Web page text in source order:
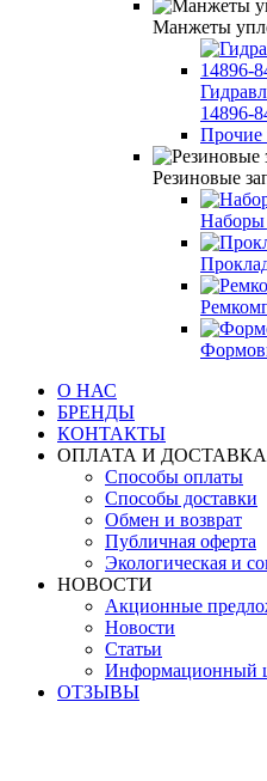
Манжеты
14896-
Резиновые
Наборы
О НАС
БРЕНДЫ
КОНТАКТЫ
ОПЛАТА И ДОСТАВКА
Способы оплаты
Способы доставки
Обмен и возврат
Публичная оферта
Экологическая и
НОВОСТИ
Акционные
Новости
Статьи
Информационный
ОТЗЫВЫ